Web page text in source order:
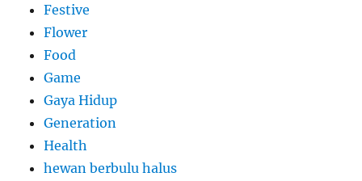
Festive
Flower
Food
Game
Gaya Hidup
Generation
Health
hewan berbulu halus